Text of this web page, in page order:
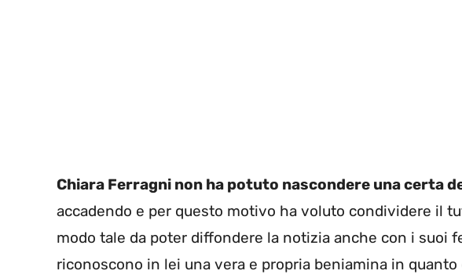
Chiara Ferragni non ha potuto nascondere una certa
accadendo e per questo motivo ha voluto condividere il
modo tale da poter diffondere la notizia anche con i suoi
riconoscono in lei una vera e propria beniamina in quanto